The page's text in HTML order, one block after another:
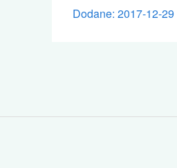
Dodane: 2017-12-29